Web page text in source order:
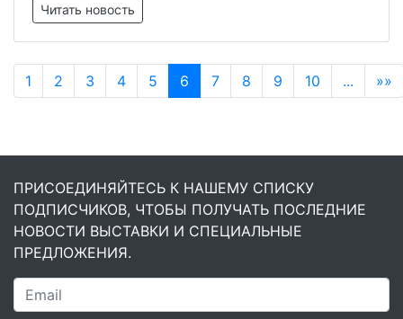
Читать новость
1 2 3 4 5 6 7 8 9 10 ... »»
ПРИСОЕДИНЯЙТЕСЬ К НАШЕМУ СПИСКУ
ПОДПИСЧИКОВ, ЧТОБЫ ПОЛУЧАТЬ ПОСЛЕДНИЕ
НОВОСТИ ВЫСТАВКИ И СПЕЦИАЛЬНЫЕ
ПРЕДЛОЖЕНИЯ.